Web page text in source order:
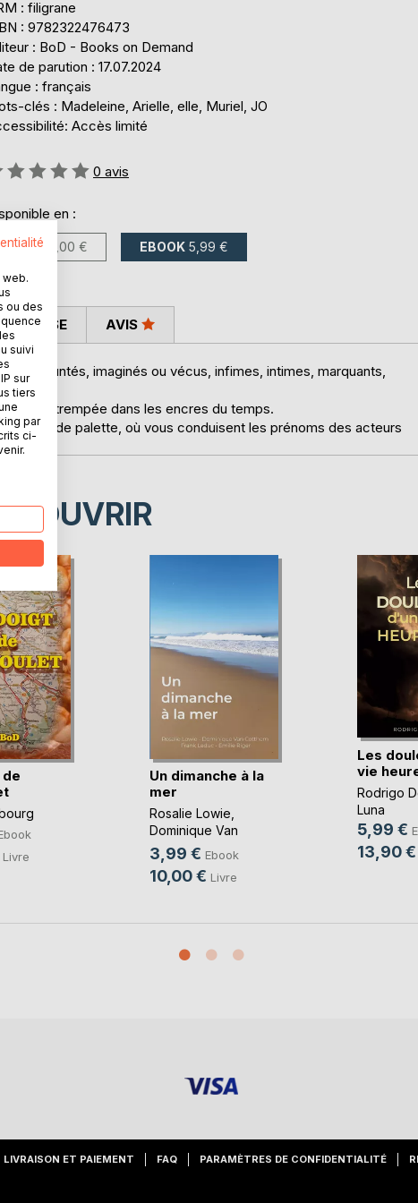
: filigrane
: 9782322476473
: BoD - Books on Demand
de parution : 17.07.2024
: français
clés : Madeleine, Arielle, elle, Muriel, JO
Accès limité
0 avis
en :
LIVRE 17,00 € EBOOK 5,99 €
empruntés, imaginés ou vécus, infimes, intimes, marquants,
plume trempée dans les encres du temps.
de palette, où vous conduisent les prénoms des acteurs
PRESSE AVIS
de
Livre
Un dimanche à la
mer
Rosalie Lowie
Dominique Van
Cotthem, ...
3,99 € Ebook
10,00 € Livre
Les
vie
Rodrigo
Luna
5,99 €
13,90 €
LIVRAISON ET PAIEMENT FAQ PARAMÈTRES DE CONFIDENTIALITÉ
ou des
suivi
sur
tiers
par
ci-